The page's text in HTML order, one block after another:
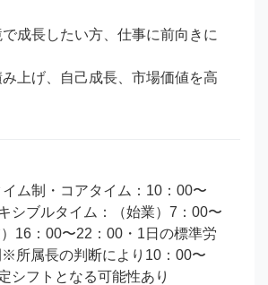
成長したい方、仕事に前向きに
上げ、自己成長、市場価値を高
ム制・コアタイム：10：00〜
シブルタイム：（始業）7：00〜
16：00〜22：00・1日の標準労
所属長の判断により10：00〜
シフトとなる可能性あり